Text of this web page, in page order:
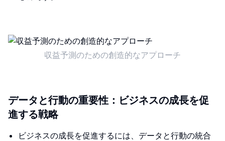
収益予測のための創造的なアプローチ
データと行動の重要性：ビジネスの成長を促
進する戦略
ビジネスの成長を促進するには、データと行動の統合